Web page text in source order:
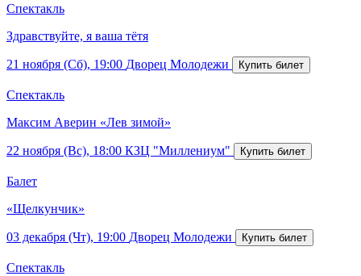
Спектакль
Здравствуйте, я ваша тётя
21 ноября (Сб), 19:00 Дворец Молодежи
Спектакль
Максим Аверин «Лев зимой»
22 ноября (Вс), 18:00 КЗЦ "Миллениум"
Балет
«Щелкунчик»
03 декабря (Чт), 19:00 Дворец Молодежи
Спектакль